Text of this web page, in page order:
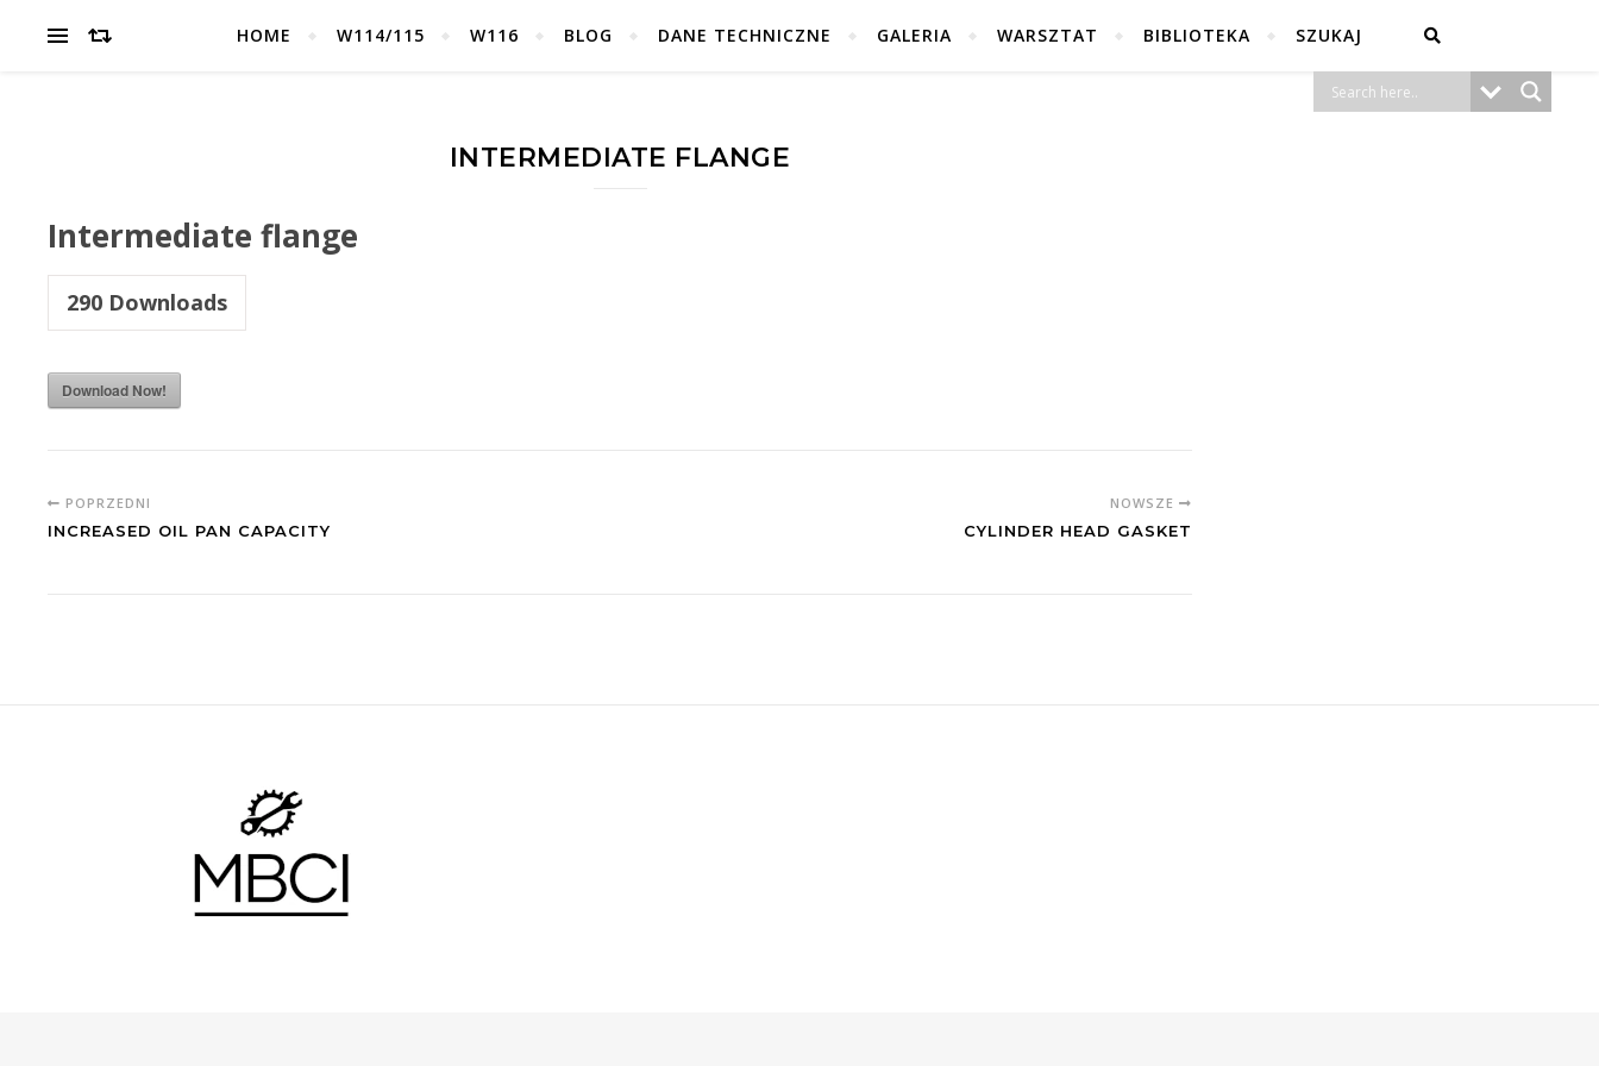
HOME W114/115 W116 BLOG DANE TECHNICZNE GALERIA WARSZTAT BIBLIOTEKA SZUKAJ
INTERMEDIATE FLANGE
Intermediate flange
290 Downloads
Download Now!
POPRZEDNI
INCREASED OIL PAN CAPACITY
NOWSZE
CYLINDER HEAD GASKET